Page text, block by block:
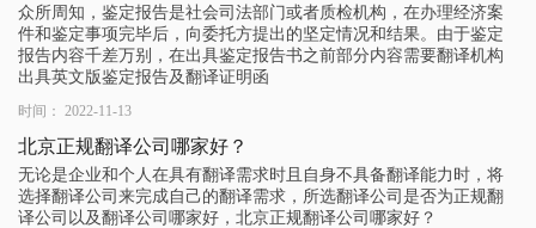
众所周知，鉴定报告是社会司法部门或者质检机构，在办理经济案
件和鉴定事项完毕后，向委托方提出的坚定情况和结果。由于鉴定
报告内容千差万别，在出具鉴定报告书之前部分内容需要翻译机构
出具英文版鉴定报告及翻译证明函
时间： 2022-11-13
北京正规翻译公司哪家好？
无论是企业和个人在具有翻译需求时且自身不具备翻译能力时，将
选择翻译公司来完成自己的翻译需求，所选翻译公司是否为正规翻
译公司以及翻译公司哪家好，北京正规翻译公司哪家好？